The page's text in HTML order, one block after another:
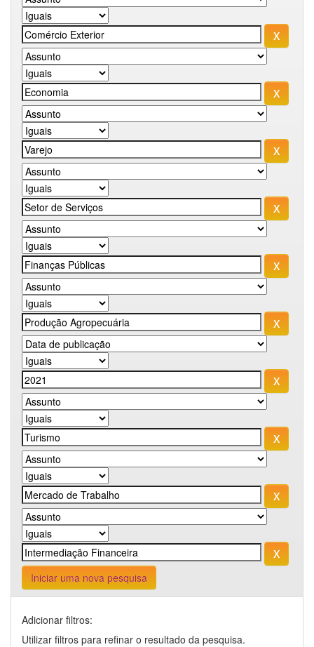
Iniciar uma nova pesquisa
Adicionar filtros:
Utilizar filtros para refinar o resultado da pesquisa.